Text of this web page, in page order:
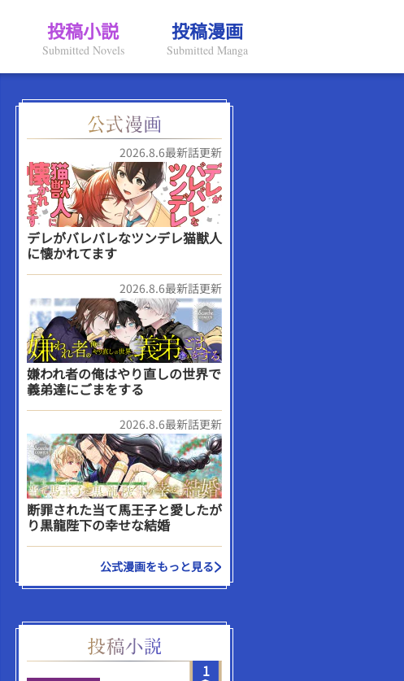
投稿小説
Submitted Novels
投稿漫画
Submitted Manga
2026.8.6最新話更新
デレがバレバレなツンデレ猫獣人
に懐かれてます
2026.8.6最新話更新
嫌われ者の俺はやり直しの世界で
義弟達にごまをする
2026.8.6最新話更新
断罪された当て馬王子と愛したが
り黒龍陛下の幸せな結婚
公式漫画をもっと見る
1